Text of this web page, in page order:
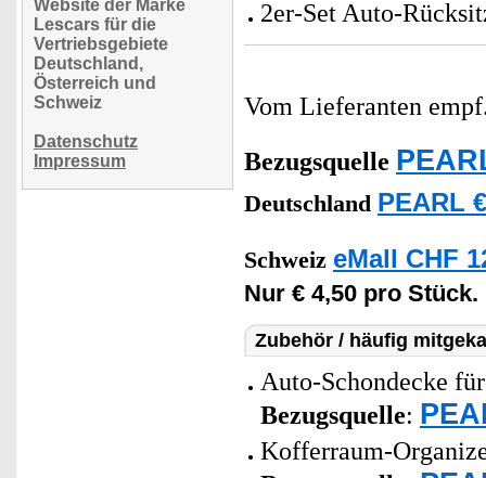
Website der Marke
Lescars für die
Vertriebsgebiete
Deutschland,
Österreich und
Schweiz
Datenschutz
Impressum
2er-Set Auto-
Vom Lieferanten
Bezugsquelle
Deutschland PEARL
Schweiz eMall CHF
Nur € 4,50 pro Stück.
Zubehör / häufig
Auto-Schondecke
Bezugsquelle:
Kofferraum-